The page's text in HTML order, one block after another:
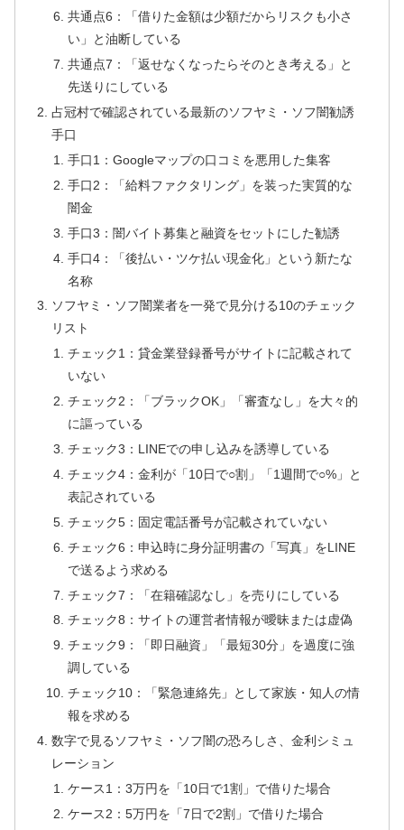
共通点6：「借りた金額は少額だからリスクも小さ
い」と油断している
共通点7：「返せなくなったらそのとき考える」と
先送りにしている
占冠村で確認されている最新のソフヤミ・ソフ闇勧誘
手口
手口1：Googleマップの口コミを悪用した集客
手口2：「給料ファクタリング」を装った実質的な
闇金
手口3：闇バイト募集と融資をセットにした勧誘
手口4：「後払い・ツケ払い現金化」という新たな
名称
ソフヤミ・ソフ闇業者を一発で見分ける10のチェック
リスト
チェック1：貸金業登録番号がサイトに記載されて
いない
チェック2：「ブラックOK」「審査なし」を大々的
に謳っている
チェック3：LINEでの申し込みを誘導している
チェック4：金利が「10日で○割」「1週間で○%」と
表記されている
チェック5：固定電話番号が記載されていない
チェック6：申込時に身分証明書の「写真」をLINE
で送るよう求める
チェック7：「在籍確認なし」を売りにしている
チェック8：サイトの運営者情報が曖昧または虚偽
チェック9：「即日融資」「最短30分」を過度に強
調している
チェック10：「緊急連絡先」として家族・知人の情
報を求める
数字で見るソフヤミ・ソフ闇の恐ろしさ、金利シミュ
レーション
ケース1：3万円を「10日で1割」で借りた場合
ケース2：5万円を「7日で2割」で借りた場合